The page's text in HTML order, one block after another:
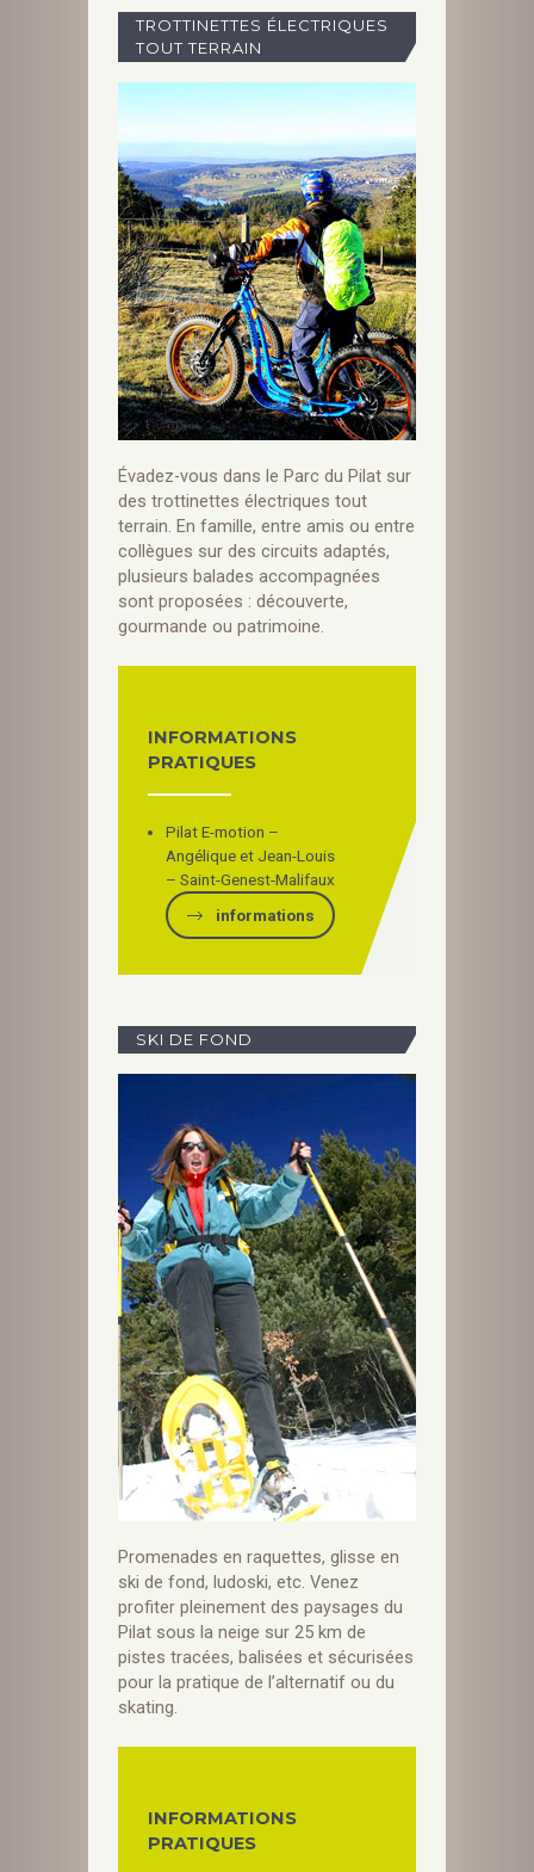
TROTTINETTES ÉLECTRIQUES
TOUT TERRAIN
Évadez-vous dans le Parc du Pilat sur
des trottinettes électriques tout
terrain. En famille, entre amis ou entre
collègues sur des circuits adaptés,
plusieurs balades accompagnées
sont proposées : découverte,
gourmande ou patrimoine.
INFORMATIONS
PRATIQUES
Pilat E-motion –
Angélique et Jean-Louis
– Saint-Genest-Malifaux
informations
SKI DE FOND
Promenades en raquettes, glisse en
ski de fond, ludoski, etc. Venez
profiter pleinement des paysages du
Pilat sous la neige sur 25 km de
pistes tracées, balisées et sécurisées
pour la pratique de l’alternatif ou du
skating.
INFORMATIONS
PRATIQUES